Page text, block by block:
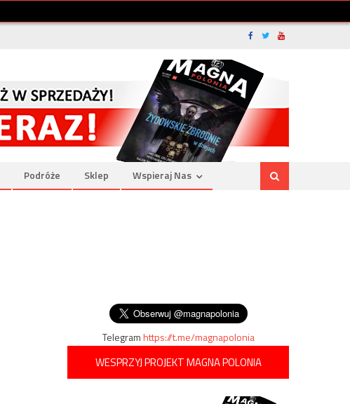
Podróże Sklep Wspieraj Nas
Telegramhttps://t.me/magnapolonia
WESPRZYJ PROJEKT MAGNA POLONIA